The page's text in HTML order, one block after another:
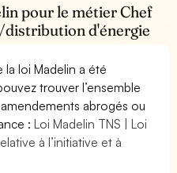
pour le métier Chef
d'énergie
loi Madelin a été
trouver l’ensemble
abrogés ou
:Loi Madelin TNS | Loi
à l’initiative et à